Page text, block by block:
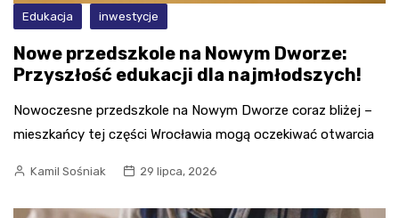
Edukacja inwestycje
Nowe przedszkole na Nowym Dworze:
Przyszłość edukacji dla najmłodszych!
Nowoczesne przedszkole na Nowym Dworze coraz bliżej –
mieszkańcy tej części Wrocławia mogą oczekiwać otwarcia
Kamil Sośniak 29 lipca, 2026